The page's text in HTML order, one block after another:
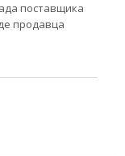
поставщика
продавца